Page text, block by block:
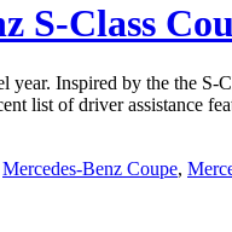
S-Class
Inspired by the the
list of driver assistance
Mercedes-Benz Coupe,